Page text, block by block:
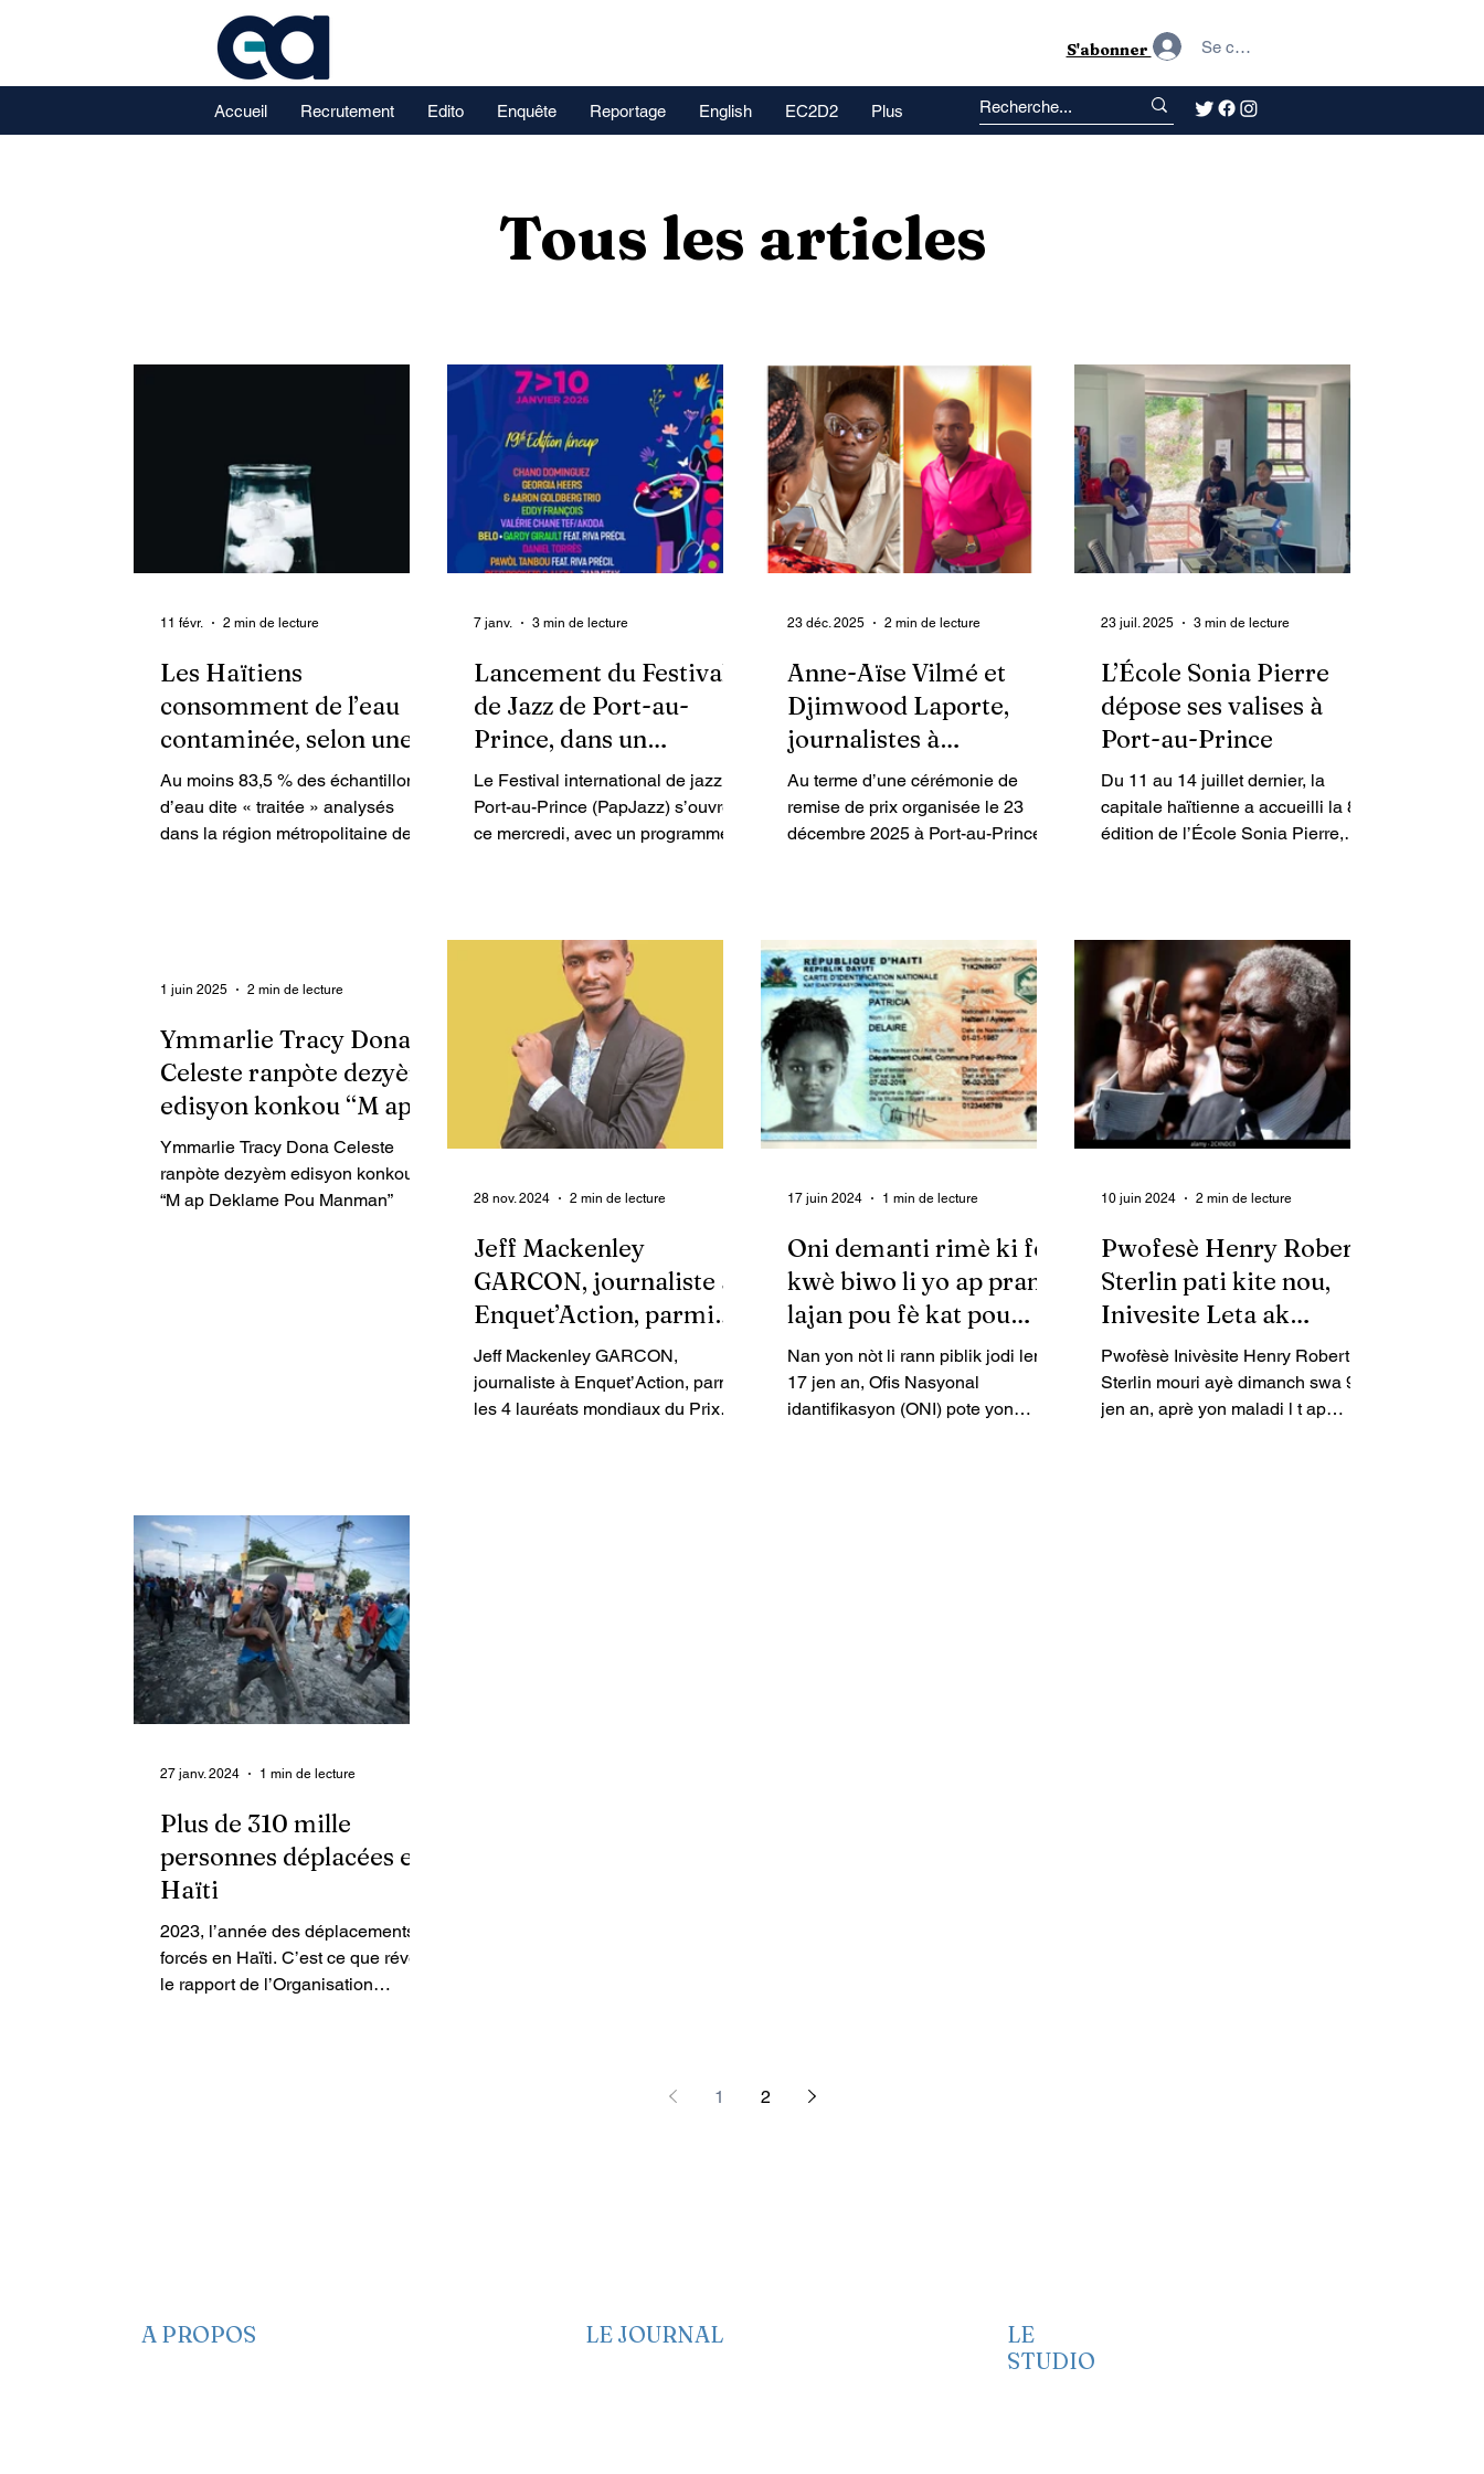
Se connecter
S'abonner
Accueil Recrutement Edito Enquête Reportage English EC2D2 Plus
Tous les articles
Les Haïtiens
consomment de l’eau
contaminée, selon une
enquête du ministère du
Commerce
Au moins 83,5 % des échantillons
d’eau dite « traitée » analysés
dans la région métropolitaine de
Commerce et de l’Industrie (MCI).
11 févr. 2 min de lecture
Lancement du Festival
de Jazz de Port-au-
Prince, dans un
contexte d’insécurité
Le Festival international de jazz de
Port-au-Prince (PapJazz) s’ouvre
ce mercredi, avec un programme
mêlant jazz contemporain, créole,
improvisation, textures
électroniques et traditions
revisitées. CI: Page Facebook
Festival PapJazz Le festival
propose des concerts et
prestations live, des afterhours, des
ateliers et master classes, des
showcases d’artistes émergents,
7 janv. 3 min de lecture
Anne-Aïse Vilmé et
Djimwood Laporte,
journalistes à
Enquet’Action, brillent
au concours national de
reportage sur la santé
Au terme d’une cérémonie de
remise de prix organisée le 23
décembre 2025 à Port-au-Prince,
Laporte a reçu une mention
spéciale dans la catégorie
audiovisuelle.
23 déc. 2025 2 min de lecture
L’École Sonia Pierre
dépose ses valises à
Port-au-Prince
Du 11 au 14 juillet dernier, la
capitale haïtienne a accueilli la 8e
édition de l’École Sonia Pierre,
23 juil. 2025 3 min de lecture
Ymmarlie Tracy Dona
Celeste ranpòte dezyèm
edisyon konkou “M ap
Deklame Pou Manman”
Ymmarlie Tracy Dona Celeste
ranpòte dezyèm edisyon konkou
“M ap Deklame Pou Manman”
1 juin 2025 2 min de lecture
Jeff Mackenley
GARCON, journaliste à
Enquet’Action, parmi
les 4 lauréats mondiaux
du Prix Kurt Schork
2024
Jeff Mackenley GARCON,
journaliste à Enquet’Action, parmi
les 4 lauréats mondiaux du Prix
28 nov. 2024 2 min de lecture
Oni demanti rimè ki fè
kwè biwo li yo ap pran
lajan pou fè kat pou
moun
Nan yon nòt li rann piblik jodi lendi
17 jen an, Ofis Nasyonal
idantifikasyon (ONI) pote yon
17 juin 2024 1 min de lecture
Pwofesè Henry Robert
Sterlin pati kite nou,
Inivesite Leta ak
diplomasi ayisyèn nan
an dèy
Pwofèsè Inivèsite Henry Robert
Sterlin mouri ayè dimanch swa 9
jen an, aprè yon maladi l t ap
10 juin 2024 2 min de lecture
Plus de 310 mille
personnes déplacées en
Haïti
2023, l’année des déplacements
forcés en Haïti. C’est ce que révèle
le rapport de l’Organisation
27 janv. 2024 1 min de lecture
1 2
A PROPOS LE JOURNAL
LE
STUDIO